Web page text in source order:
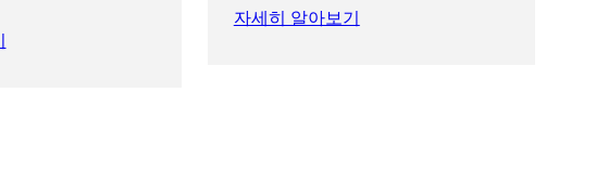
자세히 알아보기